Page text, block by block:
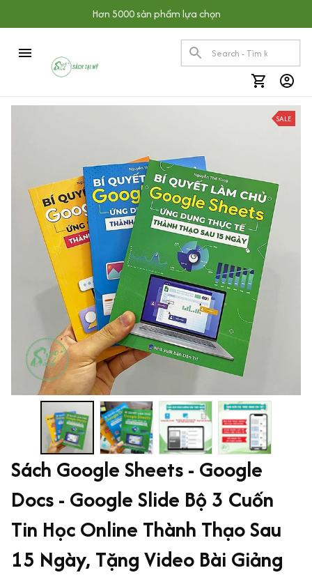
Hơn 5000 sản phẩm lựa chọn
SALE
Sách Google Sheets - Google
Docs - Google Slide Bộ 3 Cuốn
Tin Học Online Thành Thạo Sau
15 Ngày, Tặng Video Bài Giảng